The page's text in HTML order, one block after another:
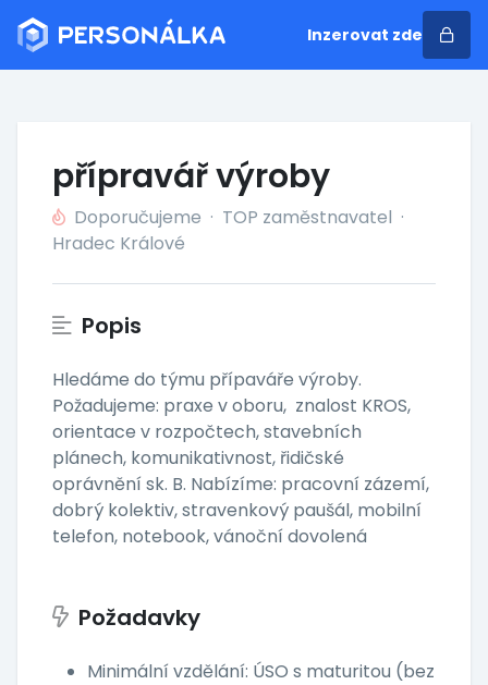
Inzerovat zde
přípravář výroby
Doporučujeme · TOP zaměstnavatel ·
Hradec Králové
Popis
Hledáme do týmu přípaváře výroby.
Požadujeme: praxe v oboru, znalost KROS,
orientace v rozpočtech, stavebních
plánech, komunikativnost, řidičské
oprávnění sk. B. Nabízíme: pracovní zázemí,
dobrý kolektiv, stravenkový paušál, mobilní
telefon, notebook, vánoční dovolená
Požadavky
Minimální vzdělání: ÚSO s maturitou (bez